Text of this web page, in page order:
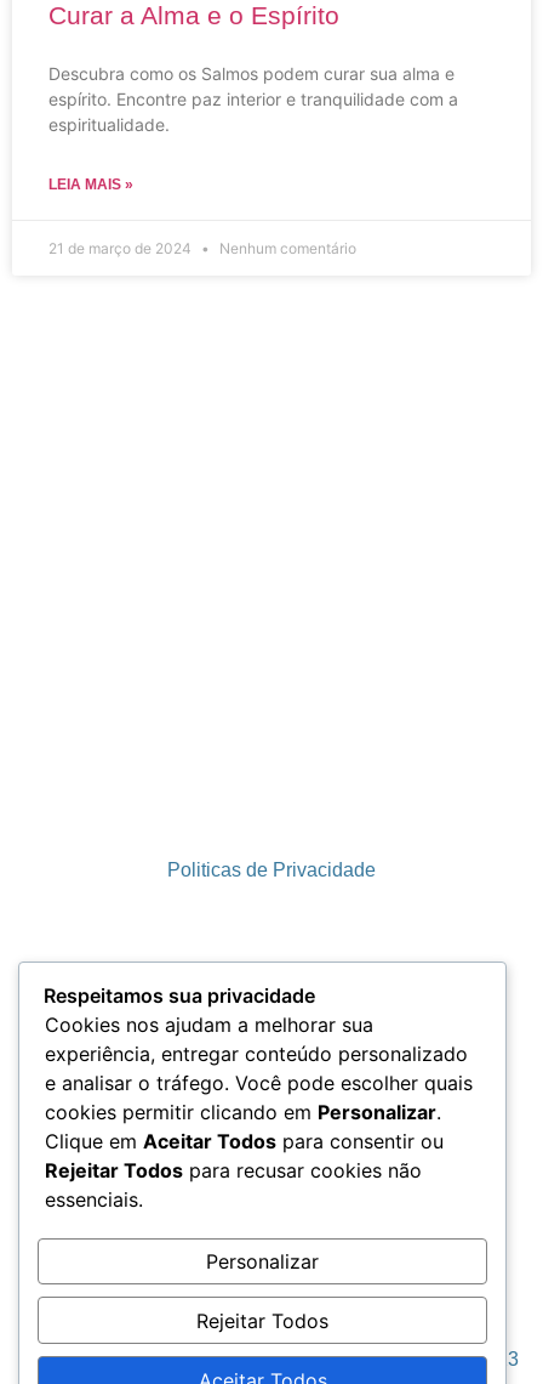
Curar a Alma e o Espírito
Descubra como os Salmos podem curar sua alma e
espírito. Encontre paz interior e tranquilidade com a
espiritualidade.
LEIA MAIS »
21 de março de 2024 Nenhum comentário
Politicas de Privacidade
Termos e Condições
LGPD
Seja Grato © 2023
Respeitamos sua privacidade
Cookies nos ajudam a melhorar sua
experiência, entregar conteúdo personalizado
e analisar o tráfego. Você pode escolher quais
cookies permitir clicando em Personalizar.
Clique em Aceitar Todos para consentir ou
Rejeitar Todos para recusar cookies não
essenciais.
Personalizar
Rejeitar Todos